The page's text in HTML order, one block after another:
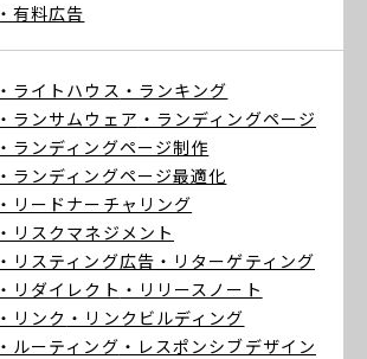
・有料広告
・ライトハウス ・ランキング
・ランサムウェア ・ランディングページ
・ランディングページ制作
・ランディングページ最適化
・リードナーチャリング
・リスクマネジメント
・リスティング広告 ・リターゲティング
・リダイレクト ・リリースノート
・リンク ・リンクビルディング
・ルーティング ・レスポンシブデザイン